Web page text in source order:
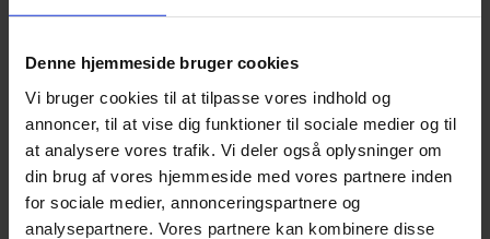
Denne hjemmeside bruger cookies
Vi bruger cookies til at tilpasse vores indhold og
annoncer, til at vise dig funktioner til sociale medier og til
at analysere vores trafik. Vi deler også oplysninger om
din brug af vores hjemmeside med vores partnere inden
for sociale medier, annonceringspartnere og
analysepartnere. Vores partnere kan kombinere disse